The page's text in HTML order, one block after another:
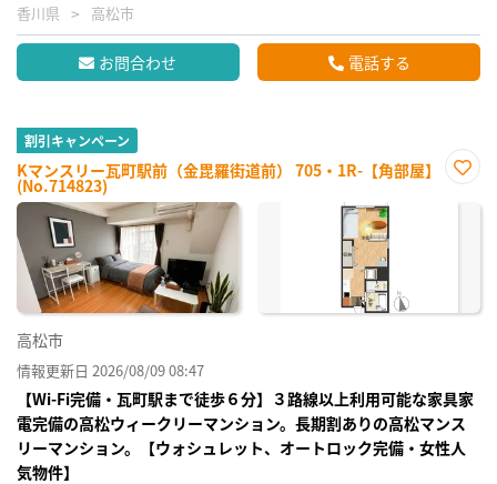
香川県 高松市
お問合わせ 電話する
割引キャンペーン
Kマンスリー瓦町駅前（金毘羅街道前） 705・1R-【角部屋】
(No.714823)
に入
高松市
情報更新日 2026/08/09 08:47
【Wi-Fi完備・瓦町駅まで徒歩６分】３路線以上利用可能な家具家
電完備の高松ウィークリーマンション。長期割ありの高松マンス
リーマンション。【ウォシュレット、オートロック完備・女性人
気物件】